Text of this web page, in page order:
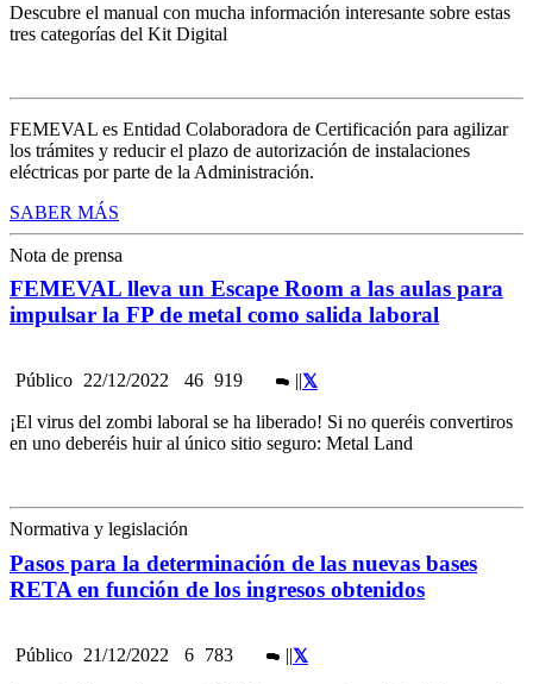
Descubre el manual con mucha información interesante sobre estas
tres categorías del Kit Digital
FEMEVAL es Entidad Colaboradora de Certificación para agilizar
los trámites y reducir el plazo de autorización de instalaciones
eléctricas por parte de la Administración.
SABER MÁS
Nota de prensa
FEMEVAL lleva un Escape Room a las aulas para
impulsar la FP de metal como salida laboral
Público 22/12/2022 46 919 ||
¡El virus del zombi laboral se ha liberado! Si no queréis convertiros
en uno deberéis huir al único sitio seguro: Metal Land
Normativa y legislación
Pasos para la determinación de las nuevas bases
RETA en función de los ingresos obtenidos
Público 21/12/2022 6 783 ||